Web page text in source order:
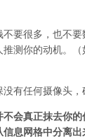
要很多，也不
测你的动机。
有任何摄像头，
不会真正抹去你
息网格中分离出